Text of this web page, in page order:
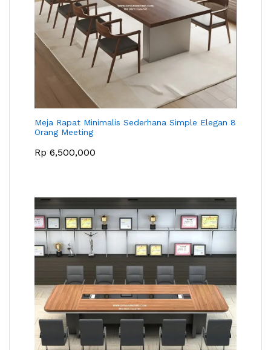
Meja Rapat Minimalis Sederhana Simple Elegan 8
Orang Meeting
Rp 6,500,000